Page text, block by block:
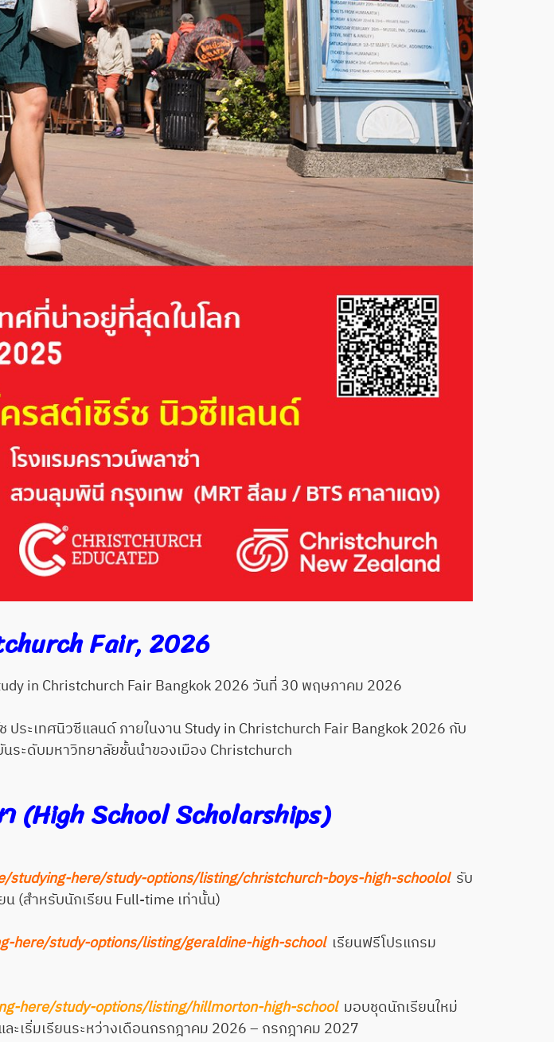
Fair, 2026
in Christchurch Fair Bangkok 2026 วันที่ 30 พฤษภาคม 2026
ระเทศนิวซีแลนด์ ภายในงาน Study in Christchurch Fair Bangkok 2026 กับ
ระดับมหาวิทยาลัยชั้นนำของเมือง Christchurch
(High School Scholarships)
here/study-options/listing/christchurch-boys-high-schoolol รับ
(สำหรับนักเรียน Full-time เท่านั้น)
here/study-options/listing/geraldine-high-school เรียนฟรีโปรแกรม
here/study-options/listing/hillmorton-high-school มอบชุดนักเรียนใหม่
เริ่มเรียนระหว่างเดือนกรกฎาคม 2026 – กรกฎาคม 2027